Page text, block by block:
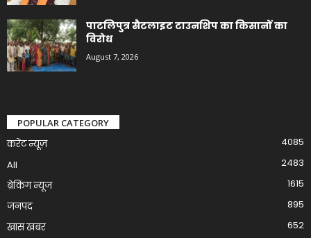
पाटलिपुत्र सैटलाइट टाउनशिप का किसानों का
विरोध
August 7, 2026
POPULAR CATEGORY
करेंट न्यूज़
4085
All
2483
ब्रेकिंग न्यूज
1615
जनपद
895
खास खबर
652